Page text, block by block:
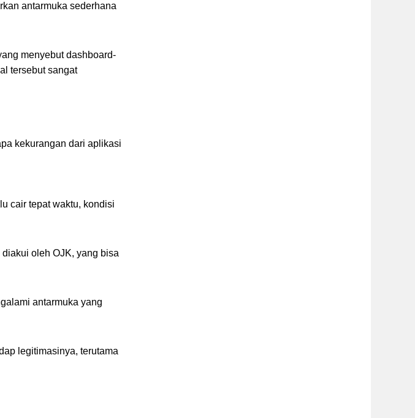
antarmuka sederhana
menyebut dashboard-
tersebut sangat
kekurangan dari aplikasi
cair tepat waktu, kondisi
oleh OJK, yang bisa
antarmuka yang
legitimasinya, terutama